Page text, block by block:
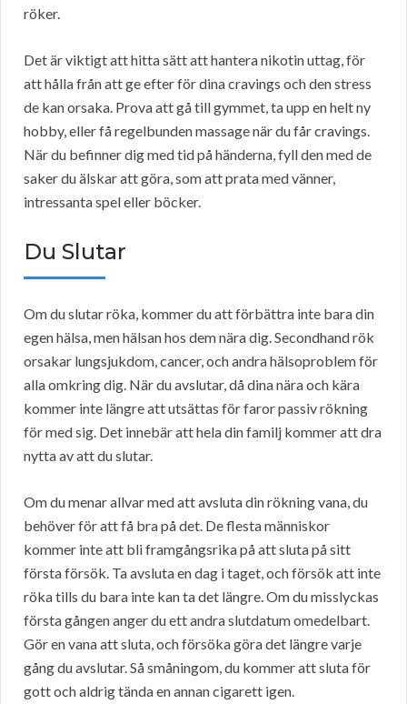
röker.
Det är viktigt att hitta sätt att hantera nikotin uttag, för
att hålla från att ge efter för dina cravings och den stress
de kan orsaka. Prova att gå till gymmet, ta upp en helt ny
hobby, eller få regelbunden massage när du får cravings.
När du befinner dig med tid på händerna, fyll den med de
saker du älskar att göra, som att prata med vänner,
intressanta spel eller böcker.
Du Slutar
Om du slutar röka, kommer du att förbättra inte bara din
egen hälsa, men hälsan hos dem nära dig. Secondhand rök
orsakar lungsjukdom, cancer, och andra hälsoproblem för
alla omkring dig. När du avslutar, då dina nära och kära
kommer inte längre att utsättas för faror passiv rökning
för med sig. Det innebär att hela din familj kommer att dra
nytta av att du slutar.
Om du menar allvar med att avsluta din rökning vana, du
behöver för att få bra på det. De flesta människor
kommer inte att bli framgångsrika på att sluta på sitt
första försök. Ta avsluta en dag i taget, och försök att inte
röka tills du bara inte kan ta det längre. Om du misslyckas
första gången anger du ett andra slutdatum omedelbart.
Gör en vana att sluta, och försöka göra det längre varje
gång du avslutar. Så småningom, du kommer att sluta för
gott och aldrig tända en annan cigarett igen.